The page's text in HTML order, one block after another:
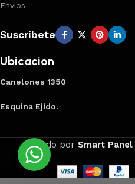
Envios
Suscríbete
Ubicacion
Canelones 1350
Esquina Ejido.
Creado por Smart Panel